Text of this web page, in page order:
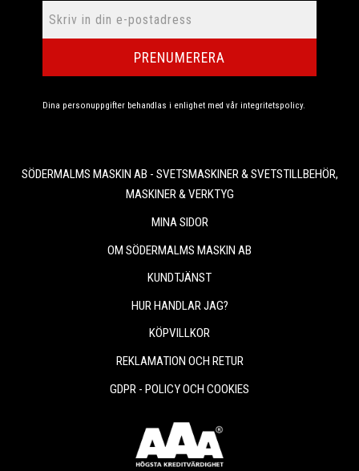
PRENUMERERA
Dina personuppgifter behandlas i enlighet med vår integritetspolicy.
SÖDERMALMS MASKIN AB - SVETSMASKINER & SVETSTILLBEHÖR,
MASKINER & VERKTYG
MINA SIDOR
OM SÖDERMALMS MASKIN AB
KUNDTJÄNST
HUR HANDLAR JAG?
KÖPVILLKOR
REKLAMATION OCH RETUR
GDPR - POLICY OCH COOKIES